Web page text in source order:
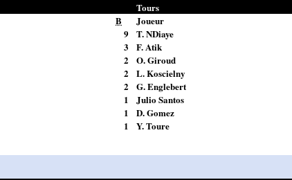
Tours
B
9
3
2
2
2
1
1
1
Joueur
T. NDiaye
F. Atik
O. Giroud
L. Koscielny
G. Englebert
Julio Santos
D. Gomez
Y. Toure